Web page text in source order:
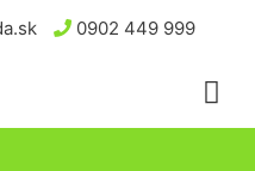
0902 449 999